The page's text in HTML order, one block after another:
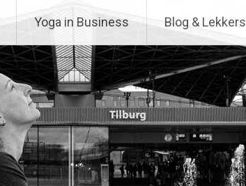
Yoga in Business Blog & Lekkers